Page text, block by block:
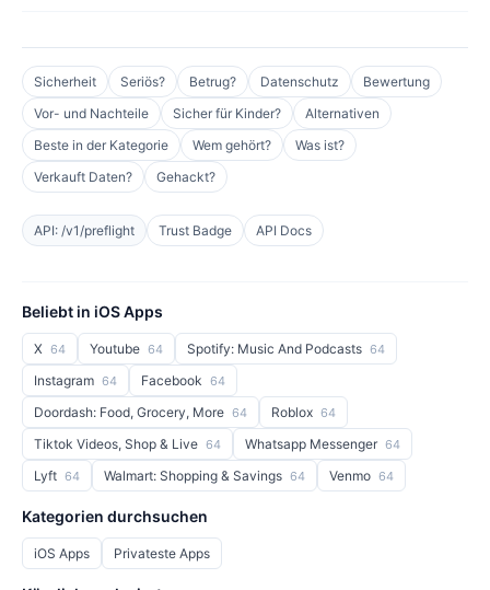
Sicherheit Seriös? Betrug? Datenschutz
Bewertung
Vor- und Nachteile
Sicher für Kinder?
Alternativen
Beste in der Kategorie
Wem gehört?
Was ist?
Verkauft Daten?
Gehackt?
API: /v1/preflight Trust Badge API Docs
Beliebt in iOS Apps
X 64 Youtube 64 Spotify: Music And Podcasts 64
Instagram 64 Facebook 64
Doordash: Food, Grocery, More 64 Roblox 64
Tiktok Videos, Shop & Live 64 Whatsapp Messenger 64
Lyft 64 Walmart: Shopping & Savings 64 Venmo 64
Kategorien durchsuchen
iOS Apps Privateste Apps